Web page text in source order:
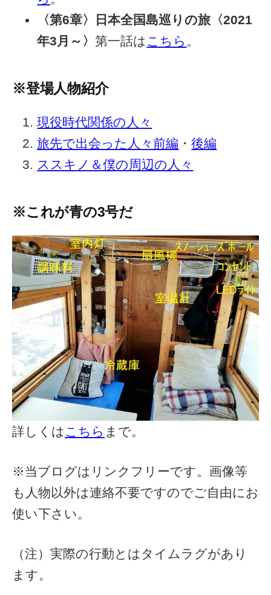
〈第6章〉日本全国島巡りの旅〈2021
年3月～〉第一話は こちら 。
※登場人物紹介
現役時代関係の人々
旅先で出会った人々前編 ・後編
ススキノ＆僕の周辺の人々
※これが青の3号だ
詳しくは こちら まで。
※当ブログはリンクフリーです。画像等
も人物以外は連絡不要ですのでご自由にお
使い下さい。
（注）実際の行動とはタイムラグがあり
ます。